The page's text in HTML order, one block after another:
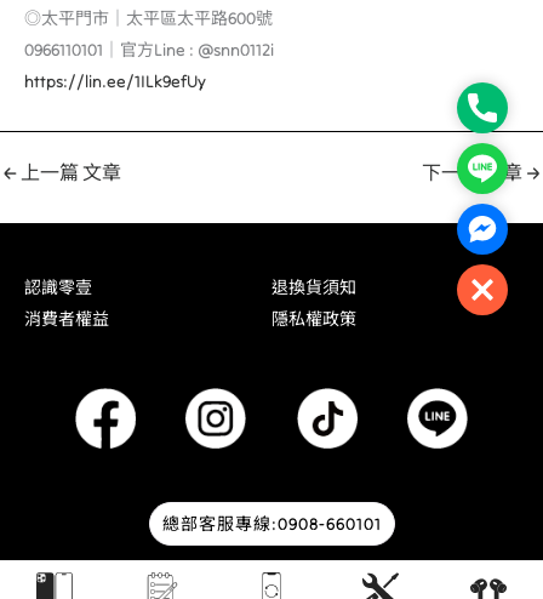
◎太平門市｜太平區太平路600號
0966110101｜官方Line : @snn0112i
https://lin.ee/1ILk9efUy
←上一篇 文章 下一篇 文章 →
認識零壹
退換貨須知
消費者權益
隱私權政策
總部客服專線:0908-660101
© 2026 零壹通訊 | Designed by HOWMAI Tech .
Phone
Line
Close